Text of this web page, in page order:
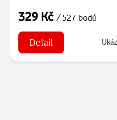
329 Kč / 527 bodů
Detail